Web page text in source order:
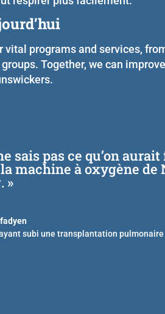
vital programs and services,
Together, we can
sais pas ce qu’on
machine à oxygène de
»
subi une transplantation pulmonaire